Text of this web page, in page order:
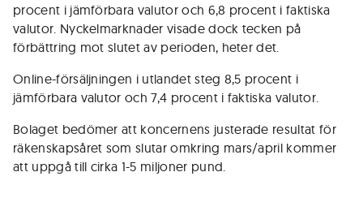
procent i jämförbara valutor och 6,8 procent i faktiska
valutor. Nyckelmarknader visade dock tecken på
förbättring mot slutet av perioden, heter det.
Online-försäljningen i utlandet steg 8,5 procent i
jämförbara valutor och 7,4 procent i faktiska valutor.
Bolaget bedömer att koncernens justerade resultat för
räkenskapsåret som slutar omkring mars/april kommer
att uppgå till cirka 1-5 miljoner pund.